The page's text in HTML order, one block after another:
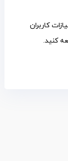
کاربران
کنید.